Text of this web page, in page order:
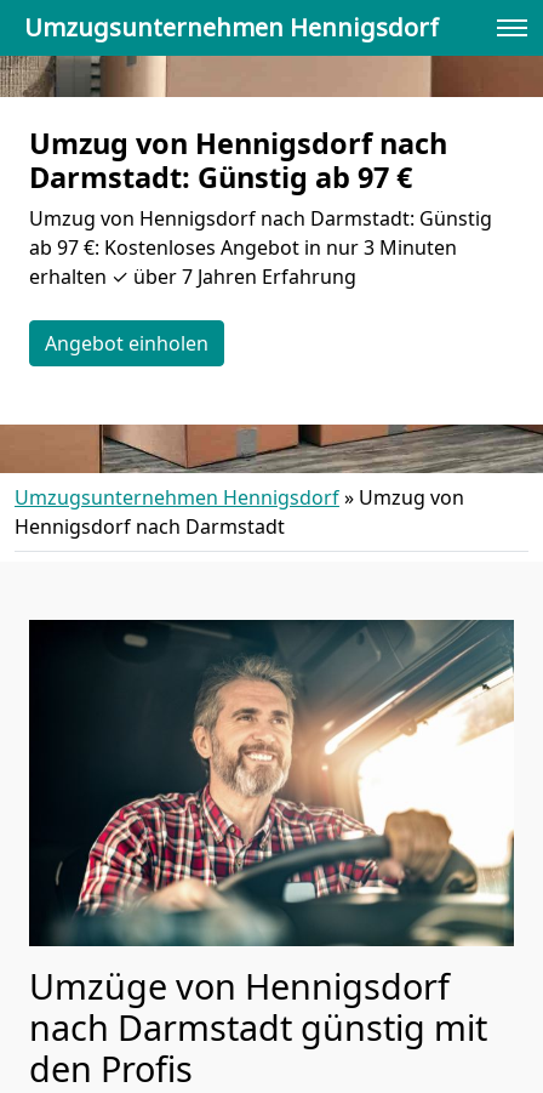
Umzugsunternehmen Hennigsdorf
Umzug von Hennigsdorf nach
Darmstadt: Günstig ab 97 €
Umzug von Hennigsdorf nach Darmstadt: Günstig
ab 97 €: Kostenloses Angebot in nur 3 Minuten
erhalten ✓ über 7 Jahren Erfahrung
Angebot einholen
Umzugsunternehmen Hennigsdorf» Umzug von
Hennigsdorf nach Darmstadt
Umzüge von Hennigsdorf
nach Darmstadt günstig mit
den Profis